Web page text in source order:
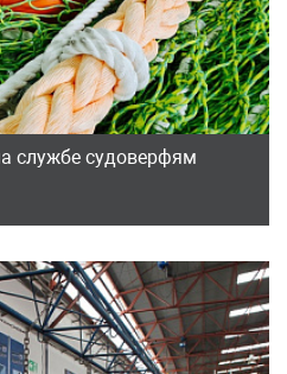
службе судоверфям